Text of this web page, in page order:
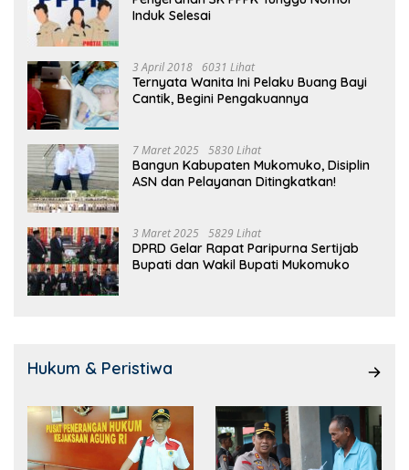
Induk Selesai
3 April 2018 6031 Lihat
Ternyata Wanita Ini Pelaku Buang Bayi
Cantik, Begini Pengakuannya
7 Maret 2025 5830 Lihat
Bangun Kabupaten Mukomuko, Disiplin
ASN dan Pelayanan Ditingkatkan!
3 Maret 2025 5829 Lihat
DPRD Gelar Rapat Paripurna Sertijab
Bupati dan Wakil Bupati Mukomuko
Hukum & Peristiwa